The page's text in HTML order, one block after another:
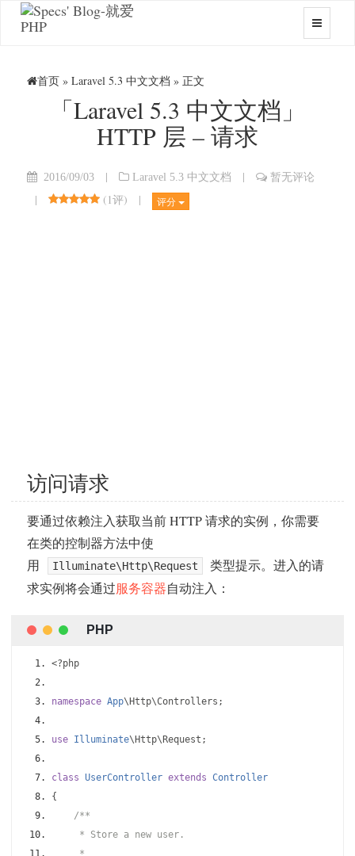
首页 » Laravel 5.3 中文文档 » 正文
「Laravel 5.3 中文文档」
HTTP 层 – 请求
2016/09/03 | Laravel 5.3 中文文档 | 暂无评论
| (1评) | 评分
访问请求
要通过依赖注入获取当前 HTTP 请求的实例，你需要
在类的控制器方法中使
用
Illuminate\Http\Request
类型提示。进入的请
求实例将会通过服务容器自动注入：
<?php
namespace App\Http\Controllers ;
use Illuminate\Http\Request ;
class UserController extends Controller
{
/**
     * Store a new user.
     *